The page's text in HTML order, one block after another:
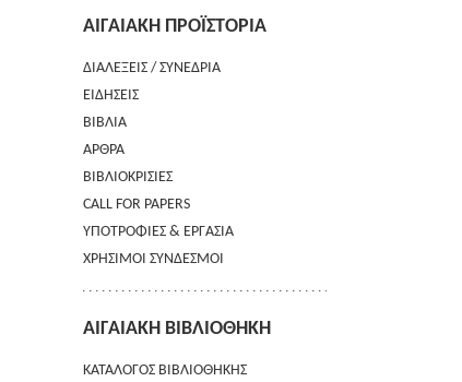
ΑΙΓΑΙΑΚΗ ΠΡΟΪΣΤΟΡΙΑ
ΔΙΑΛΕΞΕΙΣ / ΣΥΝΕΔΡΙΑ
ΕΙΔΗΣΕΙΣ
ΒΙΒΛΙΑ
ΑΡΘΡΑ
ΒΙΒΛΙΟΚΡΙΣΙΕΣ
CALL FOR PAPERS
ΥΠΟΤΡΟΦΙΕΣ & ΕΡΓΑΣΙΑ
ΧΡΗΣΙΜΟΙ ΣΥΝΔΕΣΜΟΙ
ΑΙΓΑΙΑΚΗ ΒΙΒΛΙΟΘΗΚΗ
ΚΑΤΑΛΟΓΟΣ ΒΙΒΛΙΟΘΗΚΗΣ